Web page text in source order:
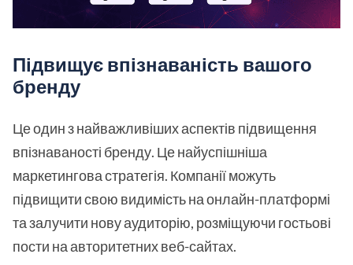
Підвищує впізнаваність вашого
бренду
Це один з найважливіших аспектів підвищення
впізнаваності бренду. Це найуспішніша
маркетингова стратегія. Компанії можуть
підвищити свою видимість на онлайн-платформі
та залучити нову аудиторію, розміщуючи гостьові
пости на авторитетних веб-сайтах.